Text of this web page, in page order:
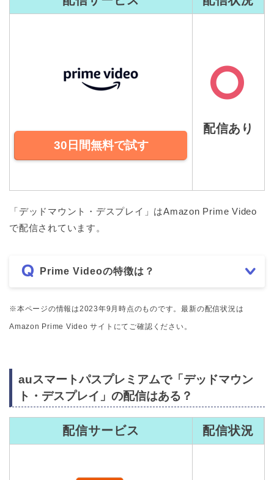
30日間無料で試す
配信あり
「デッドマウント・デスプレイ」はAmazon Prime Video
で配信されています。
Prime Videoの特徴は？
※本ページの情報は2023年9月時点のものです。最新の配信状況は
Amazon Prime Video サイトにてご確認ください。
auスマートパスプレミアムで「デッドマウン
ト・デスプレイ」の配信はある？
配信サービス 配信状況